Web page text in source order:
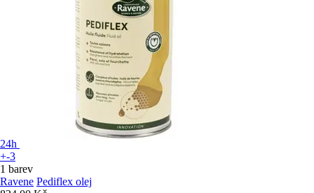
24h
+-3
1 barev
Ravene Pediflex olej